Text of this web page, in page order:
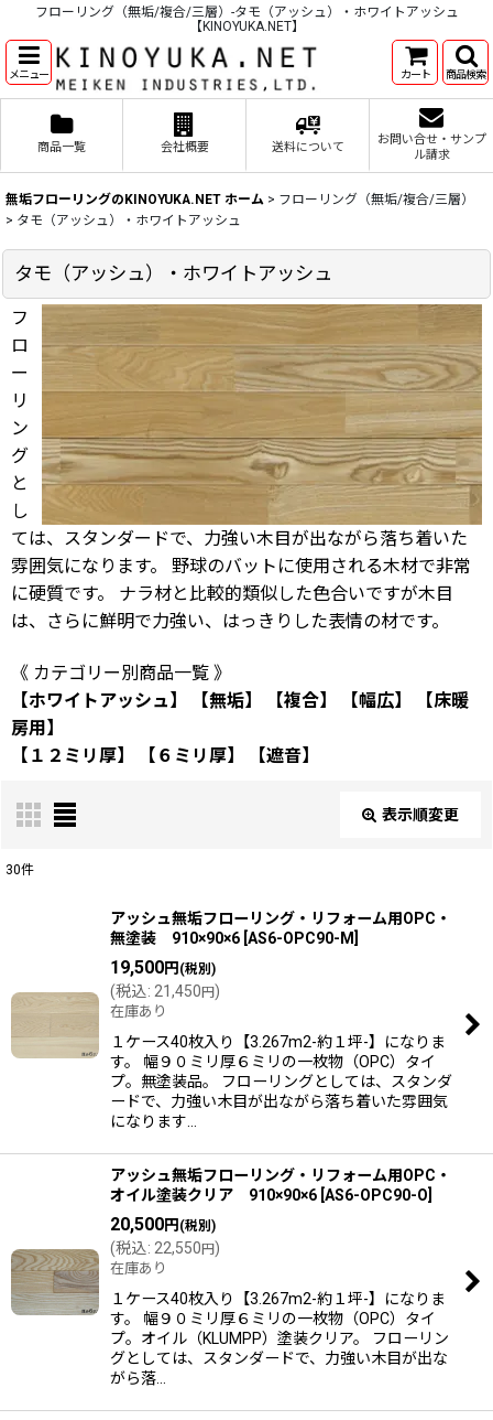
フローリング（無垢/複合/三層）-タモ（アッシュ）・ホワイトアッシュ
【KINOYUKA.NET】
メニュー カート 商品検索
商品一覧 会社概要 送料について
お問い合せ・サンプ
ル請求
無垢フローリングのKINOYUKA.NET ホーム > フローリング（無垢/複合/三層）
> タモ（アッシュ）・ホワイトアッシュ
タモ（アッシュ）・ホワイトアッシュ
フ
ロ
ー
リ
ン
グ
と
し
ては、スタンダードで、力強い木目が出ながら落ち着いた
雰囲気になります。 野球のバットに使用される木材で非常
に硬質です。 ナラ材と比較的類似した色合いですが木目
は、さらに鮮明で力強い、はっきりした表情の材です。
《 カテゴリー別商品一覧 》
【ホワイトアッシュ】
【無垢】 【複合】 【幅広】
【床暖
房用】
【１２ミリ厚】
【６ミリ厚】 【遮音】
表示順変更
絞り込む
30件
アッシュ無垢フローリング・リフォーム用OPC・
無塗装 910×90×6 AS6-OPC90-M
19,500円 (税別)
(税込: 21,450円)
在庫あり
１ケース40枚入り【3.267m2-約１坪-】になりま
す。 幅９０ミリ厚６ミリの一枚物（OPC）タイ
プ。無塗装品。 フローリングとしては、スタンダ
ードで、力強い木目が出ながら落ち着いた雰囲気
になります…
アッシュ無垢フローリング・リフォーム用OPC・
オイル塗装クリア 910×90×6 AS6-OPC90-O
20,500円 (税別)
(税込: 22,550円)
在庫あり
１ケース40枚入り【3.267m2-約１坪-】になりま
す。 幅９０ミリ厚６ミリの一枚物（OPC）タイ
プ。オイル（KLUMPP）塗装クリア。 フローリン
グとしては、スタンダードで、力強い木目が出な
がら落…